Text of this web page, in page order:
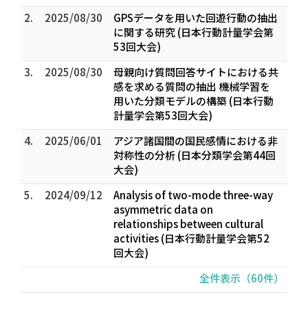
2.
2025/08/30
GPSデータを用いた回遊行動の抽出
に関する研究 (日本行動計量学会第
53回大会)
3.
2025/08/30
母親向け質問回答サイトにおける共
感を求める質問の抽出 機械学習を
用いた分類モデルの構築 (日本行動
計量学会第53回大会)
4.
2025/06/01
アジア諸国間の国民感情における非
対称性の分析 (日本分類学会第44回
大会)
5.
2024/09/12
Analysis of two-mode three-way
asymmetric data on
relationships between cultural
activities (日本行動計量学会第52
回大会)
全件表示（60件）